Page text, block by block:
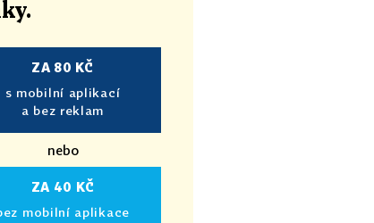
.
ZA 80 KČ
s mobilní aplikací
a bez reklam
nebo
ZA 40 KČ
mobilní aplikace